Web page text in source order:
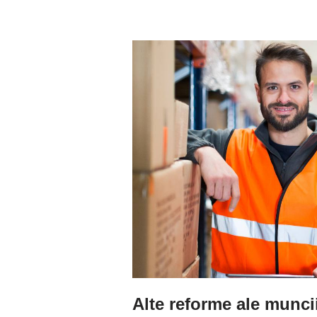
Alte reforme ale